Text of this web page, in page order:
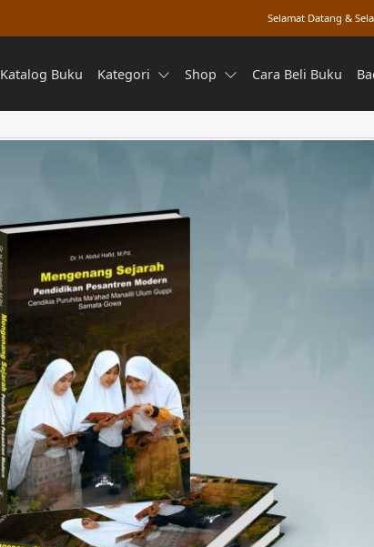
Selamat Datang &
Katalog Buku Kategori Shop Cara Beli Buku